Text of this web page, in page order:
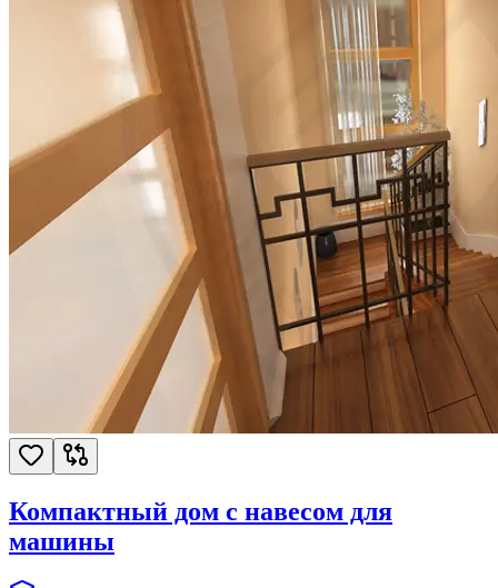
Компактный дом с навесом для
машины